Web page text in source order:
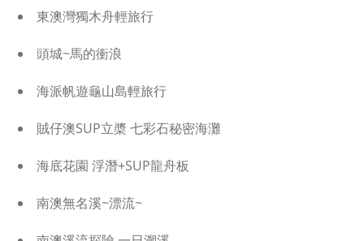
東澳灣獨木舟輕旅行
頭城~馬的衝浪
海派帆遊龜山島輕旅行
賊仔澳SUP立槳 七彩石秘密海灘
海底花園 浮潛+SUP龍舟板
南澳無名溪~漂流~